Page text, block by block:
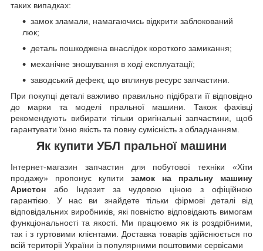
таких випадках:
замок зламали, намагаючись відкрити заблокований
люк;
деталь пошкоджена внаслідок короткого замикання;
механічне зношування в ході експлуатації;
заводський дефект, що вплинув ресурс запчастини.
При покупці деталі важливо правильно підібрати її відповідно
до марки та моделі пральної машини. Також фахівці
рекомендують вибирати тільки оригінальні запчастини, щоб
гарантувати їхню якість та повну сумісність з обладнанням.
Як купити УБЛ пральної машини
Інтернет-магазин запчастин для побутової техніки «Хіти
продажу» пропонує купити замок на пральну машину
Аристон або Індезит за чудовою ціною з офіційною
гарантією. У нас ви знайдете тільки фірмові деталі від
відповідальних виробників, які повністю відповідають вимогам
функціональності та якості. Ми працюємо як із роздрібними,
так і з гуртовими клієнтами. Доставка товарів здійснюється по
всій території України із популярними поштовими сервісами